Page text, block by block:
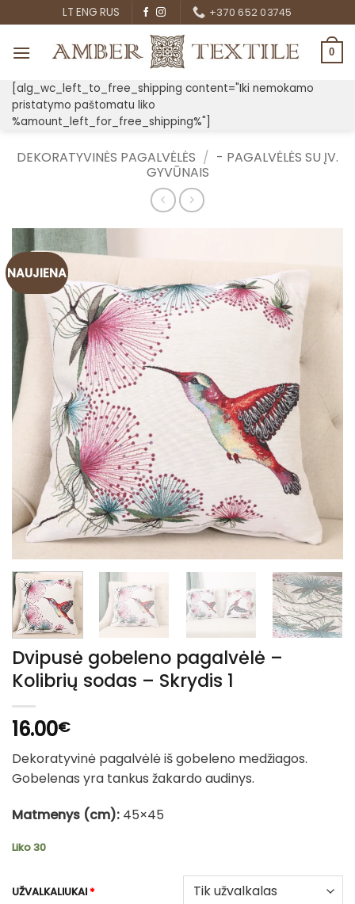
to
content
LT ENG RUS +370 652 03745
0
[alg_wc_left_to_free_shipping content="Iki nemokamo
pristatymo paštomatu liko
%amount_left_for_free_shipping%"]
DEKORATYVINĖS PAGALVĖLĖS / - PAGALVĖLĖS SU ĮV.
GYVŪNAIS
NAUJIENA
Dvipusė gobeleno pagalvėlė –
Kolibrių sodas – Skrydis 1
16.00€
Dekoratyvinė pagalvėlė iš gobeleno medžiagos.
Gobelenas yra tankus žakardo audinys.
Matmenys (cm): 45×45
Liko 30
UŽVALKALIUKAI*